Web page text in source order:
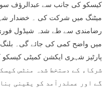
کیسکو کی جانب سے عبدالرؤف
میٹنگ میں شرکت کی ۔ خضدار شہر
رضامندی سے طے شدہ شیڈول فوری
میں واضح کمی کی جائے گی۔ بلنگ
پارٹیز شہری ایکشن کمیٹی
شرکاء کے دستخط شدہ منٹس
گے اور عملدرآمد کو یقینی